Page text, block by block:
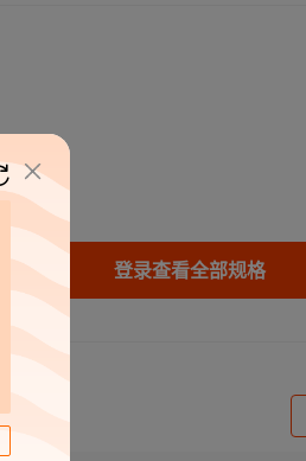
登录查看全部规格